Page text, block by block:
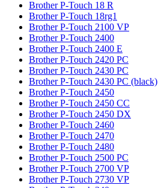
Brother P-Touch 18 R
Brother P-Touch 18rg1
Brother P-Touch 2100 VP
Brother P-Touch 2400
Brother P-Touch 2400 E
Brother P-Touch 2420 PC
Brother P-Touch 2430 PC
Brother P-Touch 2430 PC (black)
Brother P-Touch 2450
Brother P-Touch 2450 CC
Brother P-Touch 2450 DX
Brother P-Touch 2460
Brother P-Touch 2470
Brother P-Touch 2480
Brother P-Touch 2500 PC
Brother P-Touch 2700 VP
Brother P-Touch 2730 VP